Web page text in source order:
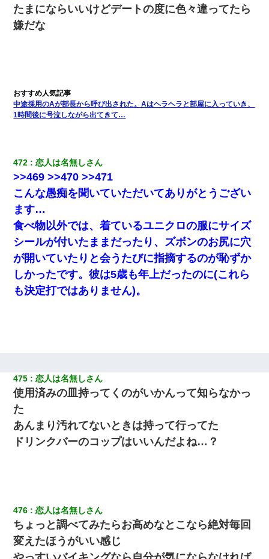
たまにならいいけどデートの度に色々違ってたら
嫌だな
中途採用のAが部長から呼び出された。Aはヘラヘラと部屋に入っていき、
1時間後に号泣しながら出てきて…
472 恋人は名無しさん
>>469 >>470 >>471
こんな愚痴を聞いていただいてありがとうござい
ます…
食べ物以外では、着ているユニクロの服にサイズ
シールが付いたままだったり、ズボンのお尻に穴
が開いていたりと会うたびに指摘するのが恥ずか
しかったです。彼は5歳も年上だったのに(これら
も決定打ではありません)。
475 恋人は名無しさん
使用済みの皿持ってくのがいかんって知らなかっ
た
あんまり汚れてないときは持って行ってた
ドリンクバーのコップはいいんだよね…？
476 恋人は名無しさん
ちょっと調べてみたらお高めなとこなら絶対毎回
変えたほうがいい感じ